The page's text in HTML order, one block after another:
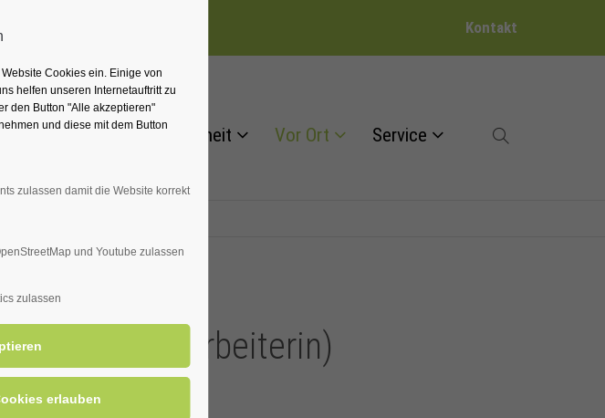
Kontakt
Für Ihre Gesundheit Vor Ort Service
Cookies ein. Einige von
helfen unseren Internetauftritt zu
den Button "Alle akzeptieren"
und diese mit dem Button
zulassen damit die Website korrekt
und Youtube zulassen
zulassen